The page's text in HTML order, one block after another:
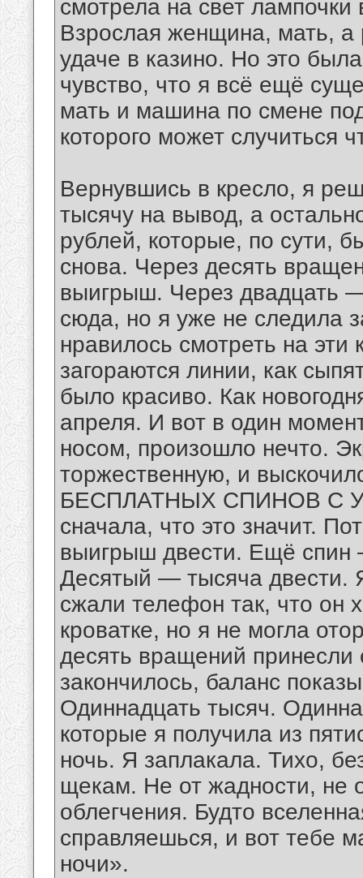
смотрела на свет
Взрослая женщина, мать, а
удаче в казино. Но это
чувство, что я всё ещё
мать и машина по смене
которого может случиться
Вернувшись в кресло, я
тысячу на вывод, а
рублей, которые, по сути,
снова. Через десять
выигрыш. Через двадцать
сюда, но я уже не следила
нравилось смотреть на эти
загораются линии, как
было красиво. Как
апреля. И вот в один
носом, произошло нечто.
торжественную, и
БЕСПЛАТНЫХ СПИНОВ С
сначала, что это значит.
выигрыш двести. Ещё
Десятый — тысяча двести.
сжали телефон так, что он
кроватке, но я не могла
десять вращений
закончилось, баланс
Одиннадцать тысяч.
которые я получила из
ночь. Я заплакала. Тихо,
щекам. Не от жадности, не
облегчения. Будто
справляешься, и вот тебе
ночи».